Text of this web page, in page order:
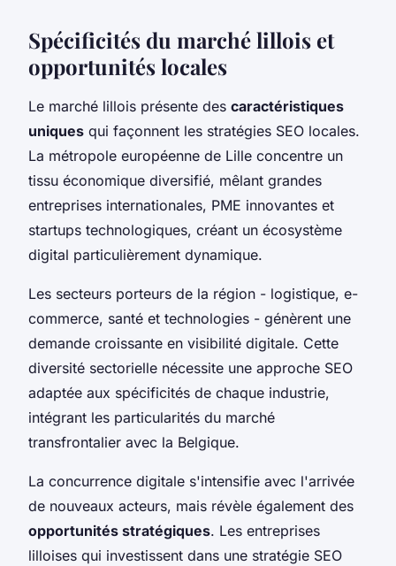
Spécificités du marché lillois et
opportunités locales
Le marché lillois présente des caractéristiques
uniques qui façonnent les stratégies SEO locales.
La métropole européenne de Lille concentre un
tissu économique diversifié, mêlant grandes
entreprises internationales, PME innovantes et
startups technologiques, créant un écosystème
digital particulièrement dynamique.
Les secteurs porteurs de la région - logistique, e-
commerce, santé et technologies - génèrent une
demande croissante en visibilité digitale. Cette
diversité sectorielle nécessite une approche SEO
adaptée aux spécificités de chaque industrie,
intégrant les particularités du marché
transfrontalier avec la Belgique.
La concurrence digitale s'intensifie avec l'arrivée
de nouveaux acteurs, mais révèle également des
opportunités stratégiques. Les entreprises
lilloises qui investissent dans une stratégie SEO